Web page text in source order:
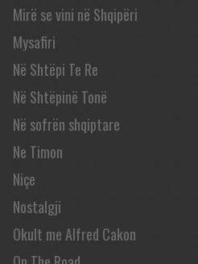
Mirë se vini në Shqipëri
Mysafiri
Në Shtëpi Te Re
Në Shtëpinë Tonë
Në sofrën shqiptare
Ne Timon
Niçe
Nostalgji
Okult me Alfred Cakon